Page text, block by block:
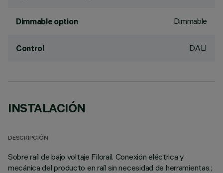
Dimmable option Dimmable
Control DALI
INSTALACIÓN
DESCRIPCIÓN
Sobre raíl de bajo voltaje Filorail. Conexión eléctrica y
mecánica del producto en raíl sin necesidad de herramientas.;